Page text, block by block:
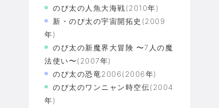
のび太の人魚大海戦(2010年)
新・のび太の宇宙開拓史(2009
年)
のび太の新魔界大冒険 〜7人の魔
法使い〜(2007年)
のび太の恐竜2006(2006年)
のび太のワンニャン時空伝(2004
年)